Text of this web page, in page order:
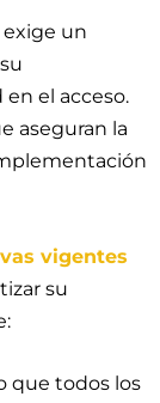
un
el acceso.
aseguran la
vigentes
su
que todos los